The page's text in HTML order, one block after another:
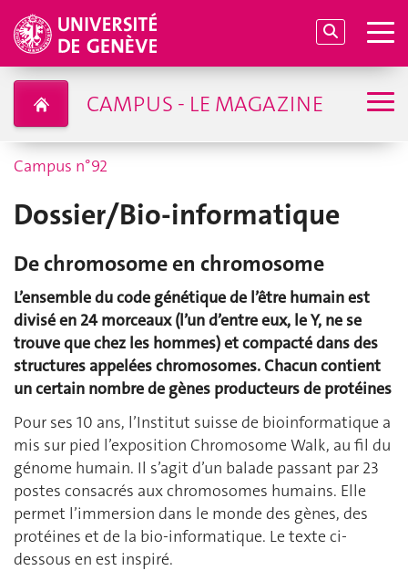
CAMPUS - LE MAGAZINE
Campus n°92
Dossier/Bio-informatique
De chromosome en chromosome
L’ensemble du code génétique de l’être humain est
divisé en 24 morceaux (l’un d’entre eux, le Y, ne se
trouve que chez les hommes) et compacté dans des
structures appelées chromosomes. Chacun contient
un certain nombre de gènes producteurs de protéines
Pour ses 10 ans, l’Institut suisse de bioinformatique a
mis sur pied l’exposition Chromosome Walk, au fil du
génome humain. Il s’agit d’un balade passant par 23
postes consacrés aux chromosomes humains. Elle
permet l’immersion dans le monde des gènes, des
protéines et de la bio-informatique. Le texte ci-
dessous en est inspiré.